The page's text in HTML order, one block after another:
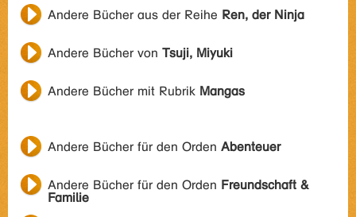
Andere Bücher aus der Reihe Ren, der Ninja
Andere Bücher von Tsuji, Miyuki
Andere Bücher mit Rubrik Mangas
Andere Bücher für den Orden Abenteuer
Andere Bücher für den Orden Freundschaft &
Familie